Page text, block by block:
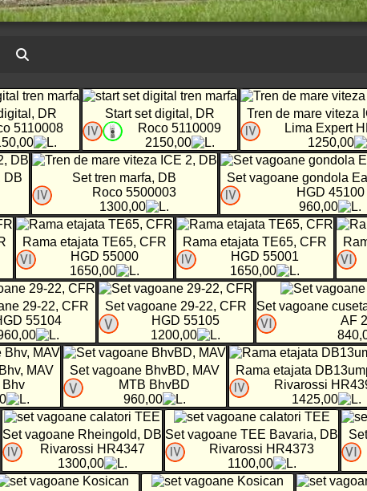
DR
5110008
Start set digital, DR
Roco 5110009
2150,00
Tren de mare viteza
Lima Expert
1250,00
DB
Set tren marfa, DB
Roco 5500003
1300,00
Set vagoane gondola
HGD 45100
960,00
Rama etajata TE65, CFR
HGD 55000
1650,00
Rama etajata TE65, CFR
HGD 55001
1650,00
29-22, CFR
55104
Set vagoane 29-22, CFR
HGD 55105
1200,00
Set vagoane
AF
MAV
Bhv
Set vagoane BhvBD, MAV
MTB BhvBD
960,00
Rama etajata
Rivarossi
1425,00
Set vagoane Rheingold, DB
Rivarossi HR4347
1300,00
Set vagoane TEE Bavaria, DB
Rivarossi HR4373
1100,00